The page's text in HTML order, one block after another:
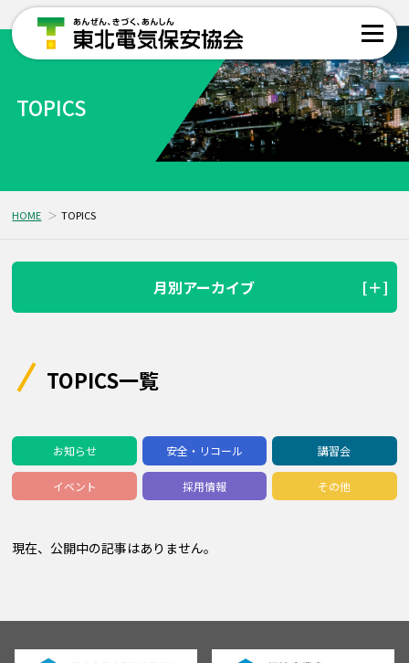
TOPICS
HOME TOPICS
月別アーカイブ
TOPICS一覧
お知らせ 安全・リコール 講習会
イベント 採用情報 その他
現在、公開中の記事はありません。